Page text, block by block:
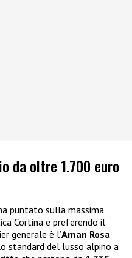
da oltre 1.700 euro
puntato sulla massima
Cortina e preferendo il
generale è l’Aman Rosa
standard del lusso alpino a